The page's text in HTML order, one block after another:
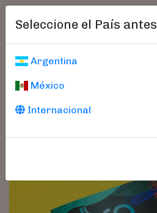
Seleccione el País
Argentina
México
Internacional